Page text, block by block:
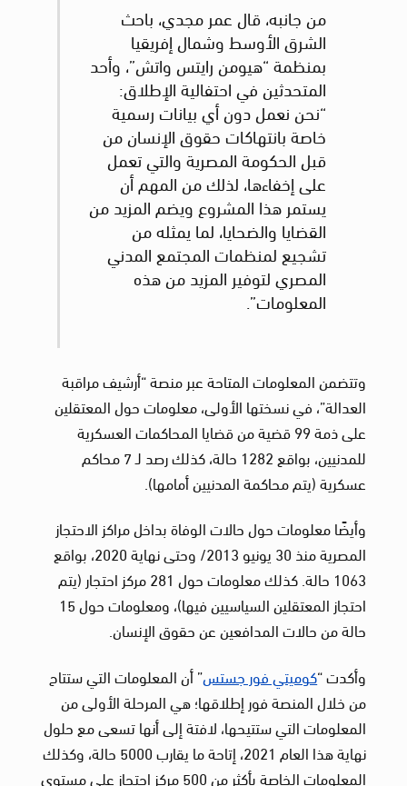
من جانبه، قال عمر مجدي، باحث
الشرق الأوسط وشمال إفريقيا
بمنظمة “هيومن رايتس واتش”، وأحد
المتحدثين في احتفالية الإطلاق:
“نحن نعمل دون أي بيانات رسمية
خاصة بانتهاكات حقوق الإنسان من
قبل الحكومة المصرية والتي تعمل
على إخفاءها، لذلك من المهم أن
يستمر هذا المشروع ويضم المزيد من
القضايا والضحايا، لما يمثله من
تشجيع لمنظمات المجتمع المدني
المصري لتوفير المزيد من هذه
المعلومات”.
وتتضمن المعلومات المتاحة عبر منصة “أرشيف مراقبة
العدالة”، في نسختها الأولى، معلومات حول المعتقلين
على ذمة 99 قضية من قضايا المحاكمات العسكرية
للمدنيين، بواقع 1282 حالة، كذلك رصد لـ 7 محاكم
عسكرية (يتم محاكمة المدنيين أمامها).
وأيضًا معلومات حول حالات الوفاة بداخل مراكز الاحتجاز
المصرية منذ 30 يونيو 2013/ وحتى نهاية 2020، بواقع
1063 حالة. كذلك معلومات حول 281 مركز احتجار (يتم
احتجاز المعتقلين السياسيين فيها)، ومعلومات حول 15
حالة من حالات المدافعين عن حقوق الإنسان.
وأكدت “كوميتي فور جستس” أن المعلومات التي ستتاح
من خلال المنصة فور إطلاقها؛ هي المرحلة الأولى من
المعلومات التي ستتيحها، لافتة إلى أنها تسعى مع حلول
نهاية هذا العام 2021، إتاحة ما يقارب 5000 حالة، وكذلك
المعلومات الخاصة بأكثر من 500 مركز احتجاز على مستوي